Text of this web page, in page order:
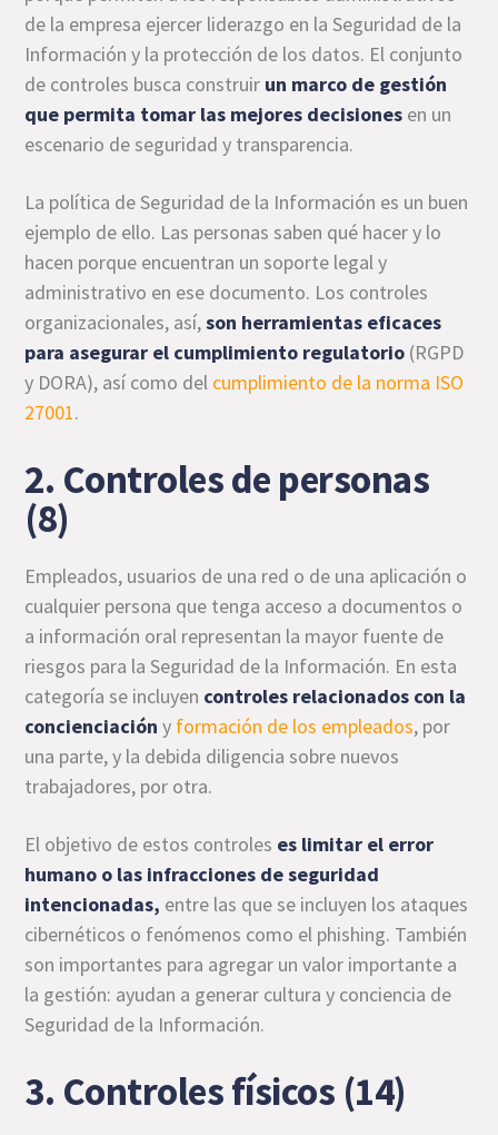
de la empresa ejercer liderazgo en la Seguridad de la
Información y la protección de los datos. El conjunto
de controles busca construir un marco de gestión
que permita tomar las mejores decisiones en un
escenario de seguridad y transparencia.
La política de Seguridad de la Información es un buen
ejemplo de ello. Las personas saben qué hacer y lo
hacen porque encuentran un soporte legal y
administrativo en ese documento. Los controles
organizacionales, así,son herramientas eficaces
para asegurar el cumplimiento regulatorio (RGPD
y DORA), así como del cumplimiento de la norma ISO
27001.
2. Controles de personas
(8)
Empleados, usuarios de una red o de una aplicación o
cualquier persona que tenga acceso a documentos o
a información oral representan la mayor fuente de
riesgos para la Seguridad de la Información. En esta
categoría se incluyen controles relacionados con la
concienciacióny formación de los empleados, por
una parte, y la debida diligencia sobre nuevos
trabajadores, por otra.
El objetivo de estos controles es limitar el error
humano o las infracciones de seguridad
intencionadas, entre las que se incluyen los ataques
cibernéticos o fenómenos como el phishing. También
son importantes para agregar un valor importante a
la gestión: ayudan a generar cultura y conciencia de
Seguridad de la Información.
3. Controles físicos (14)